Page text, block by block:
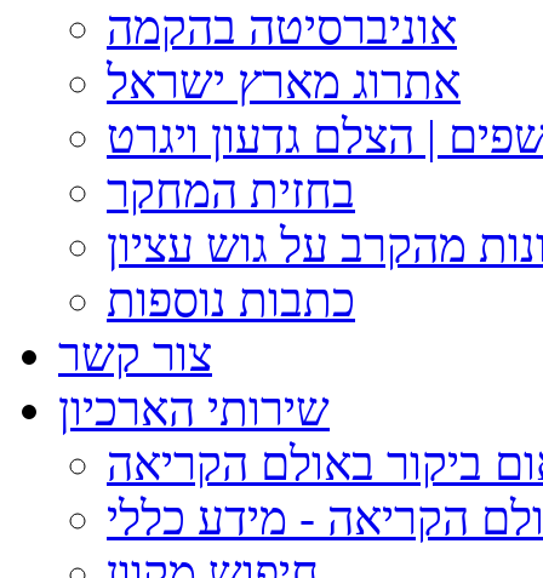
אוניברסיטה בהקמה
אתרוג מארץ ישראל
| הצלם גדעון ויגרט
בחזית המחקר
מהקרב על גוש עציון
כתבות נוספות
צור קשר
שירותי הארכיון
ביקור באולם הקריאה
הקריאה - מידע כללי